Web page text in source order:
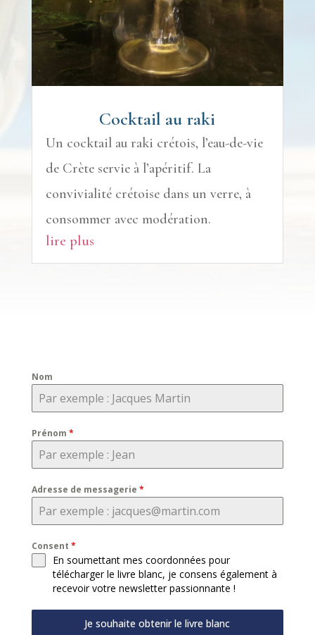
Cocktail au raki
Un cocktail au raki crétois, l’eau-de-vie
de Crète servie à l’apéritif. La
convivialité crétoise dans un verre, à
consommer avec modération.
lire plus
Nom
Prénom *
Adresse de messagerie *
Consent *
En soumettant mes coordonnées pour
télécharger le livre blanc, je consens également à
recevoir votre newsletter passionnante !
Je souhaite obtenir le livre blanc